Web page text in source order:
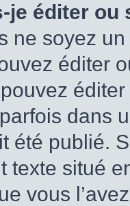
je éditer
ne soyez
éditer
dans
été publié.
texte situé
vous